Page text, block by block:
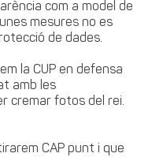
com a model de
mesures no es
de dades.
la CUP en defensa
amb les
cremar fotos del rei.
CAP punt i que